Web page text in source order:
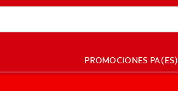
PROMOCIONES PA (ES)